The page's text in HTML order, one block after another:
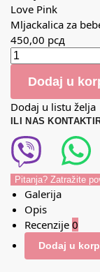
Mljackalica za
450,00 рсд
Dodaj u
Dodaj u listu želja
ILI NAS
Pitanja? Zatražite
Galerija
Opis
Recenzije 0
Dodaj u